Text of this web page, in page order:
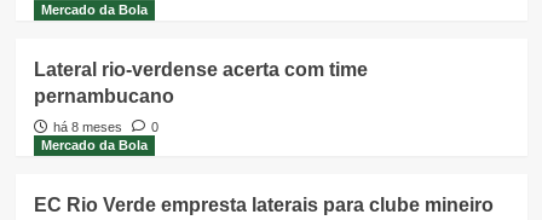
Mercado da Bola
Lateral rio-verdense acerta com time
pernambucano
há 8 meses
0
Mercado da Bola
EC Rio Verde empresta laterais para clube mineiro